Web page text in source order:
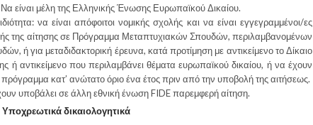
είναι μέλη της Ελληνικής Ένωσης Ευρωπαϊκού Δικαίου.
να είναι απόφοιτοι νομικής σχολής και να είναι εγγεγραμμένοι/ες
της αίτησης σε Πρόγραμμα Μεταπτυχιακών Σπουδών, περιλαμβανομένων
ή για μεταδιδακτορική έρευνα, κατά προτίμηση με αντικείμενο το Δίκαιο
ή αντικείμενο που περιλαμβάνει θέματα ευρωπαϊκού δικαίου, ή να έχουν
πρόγραμμα κατ’ ανώτατο όριο ένα έτος πριν από την υποβολή της αιτήσεως.
υποβάλει σε άλλη εθνική ένωση FIDE παρεμφερή αίτηση.
δικαιολογητικά